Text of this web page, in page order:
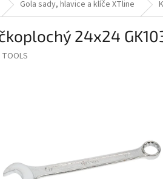
Gola sady, hlavice a klíče XTline
24x24
TOOLS